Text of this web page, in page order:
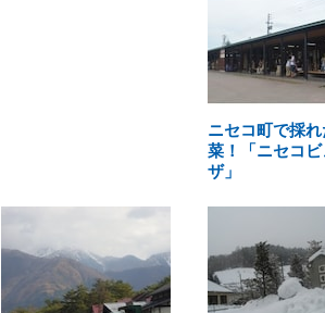
ニセコ町で採
菜！「ニセコ
ザ」